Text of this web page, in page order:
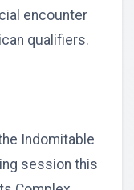
encounter
qualifiers.
Indomitable
session this